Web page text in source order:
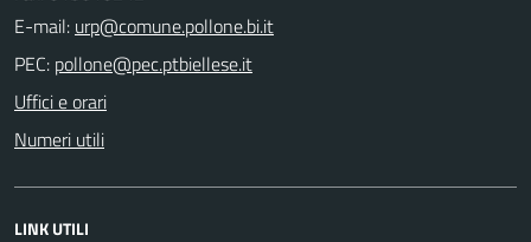
E-mail:
PEC:
Uffici e orari
Numeri utili
LINK UTILI